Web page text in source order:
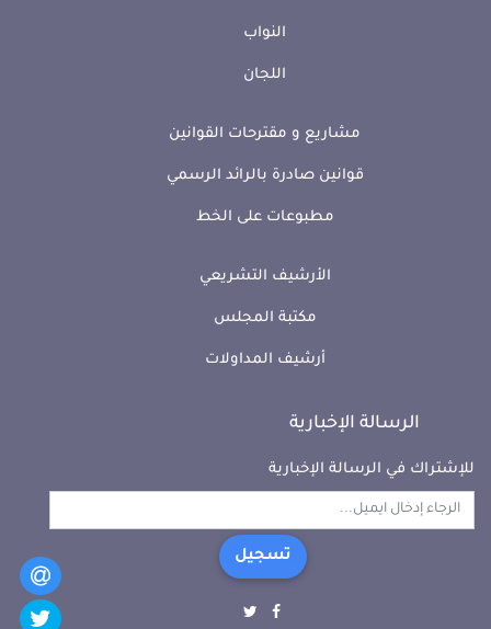
النواب
اللجان
مشاريع و مقترحات القوانين
قوانين صادرة بالرائد الرسمي
مطبوعات على الخط
الأرشيف التشريعي
مكتبة المجلس
أرشيف المداولات
الرسالة الإخبارية
للإشتراك في الرسالة الإخبارية
تسجيل